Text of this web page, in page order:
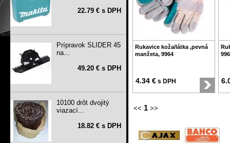
22.79 € s DPH
Prípravok SLIDER 45
na...
49.20 € s DPH
10100 drôt dvojitý
viazací...
18.82 € s DPH
Rukavice koža/látka ,pevná
manžeta, 9964
4.34 € s DPH
<< 1 >>